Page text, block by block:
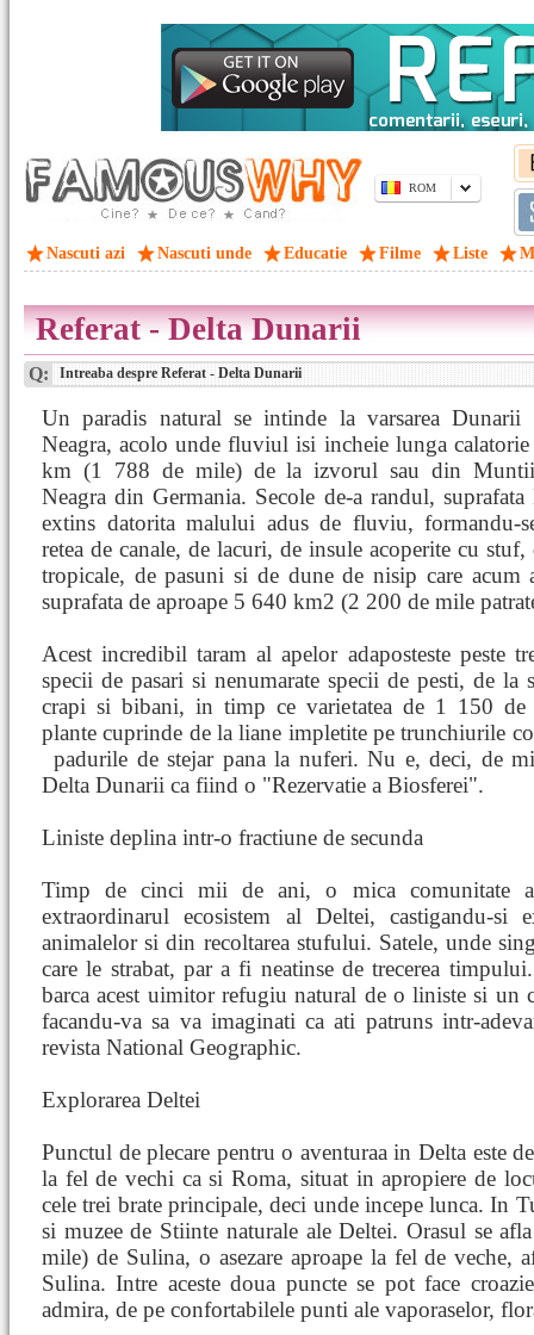
ROM
Nascuti azi Nascuti unde Educatie Filme Liste
Referat - Delta Dunarii
Q: Intreaba despre Referat - Delta Dunarii
Un paradis natural se intinde la varsarea Dunarii
Neagra, acolo unde fluviul isi incheie lunga
km (1 788 de mile) de la izvorul sau din Muntii
Neagra din Germania. Secole de-a randul, suprafata
extins datorita malului adus de fluviu, formandu-
retea de canale, de lacuri, de insule acoperite cu
tropicale, de pasuni si de dune de nisip care acum
suprafata de aproape 5 640 km2 (2 200 de mile
Acest incredibil taram al apelor adaposteste peste
specii de pasari si nenumarate specii de pesti, de la
crapi si bibani, in timp ce varietatea de 1 150 de
plante cuprinde de la liane impletite pe trunchiurile
padurile de stejar pana la nuferi. Nu e, deci, de
Delta Dunarii ca fiind o "Rezervatie a Biosferei".
Liniste deplina intr-o fractiune de secunda
Timp de cinci mii de ani, o mica comunitate
extraordinarul ecosistem al Deltei, castigandu-si
animalelor si din recoltarea stufului. Satele, unde
care le strabat, par a fi neatinse de trecerea
barca acest uimitor refugiu natural de o liniste si un
facandu-va sa va imaginati ca ati patruns intr-
revista National Geographic.
Explorarea Deltei
Punctul de plecare pentru o aventuraa in Delta este
la fel de vechi ca si Roma, situat in apropiere de
cele trei brate principale, deci unde incepe lunca. In
si muzee de Stiinte naturale ale Deltei. Orasul se
mile) de Sulina, o asezare aproape la fel de veche,
Sulina. Intre aceste doua puncte se pot face
admira, de pe confortabilele punti ale vaporaselor,